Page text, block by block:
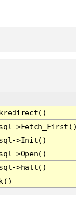
>Init()
>Open()
>halt()